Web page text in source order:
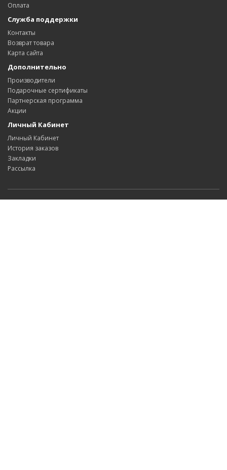
Оплата
Служба поддержки
Контакты
Возврат товара
Карта сайта
Дополнительно
Производители
Подарочные сертификаты
Партнерская программа
Акции
Личный Кабинет
Личный Кабинет
История заказов
Закладки
Рассылка